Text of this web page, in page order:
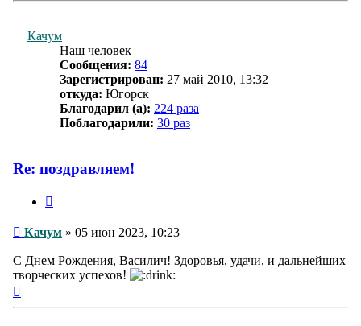
Качум
Наш человек
Сообщения: 84
Зарегистрирован: 27 май 2010, 13:32
откуда: Югорск
Благодарил (а): 224 раза
Поблагодарили: 30 раз
Re: поздравляем!
Сообщение
Качум » 05 июн 2023, 10:23
С Днем Рождения, Василич! Здоровья, удачи, и дальнейших
творческих успехов!